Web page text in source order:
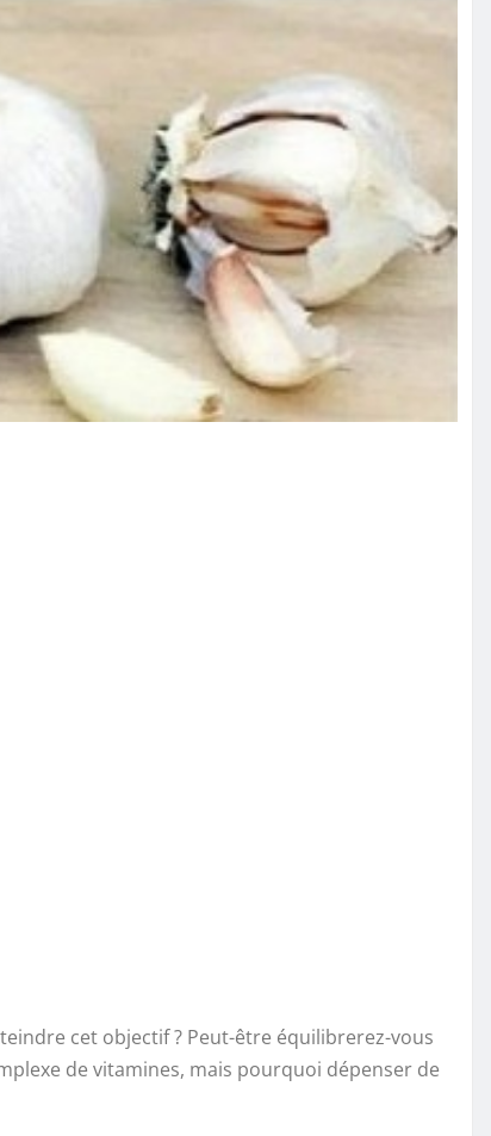
cet objectif ? Peut-être équilibrerez-vous
de vitamines, mais pourquoi dépenser de